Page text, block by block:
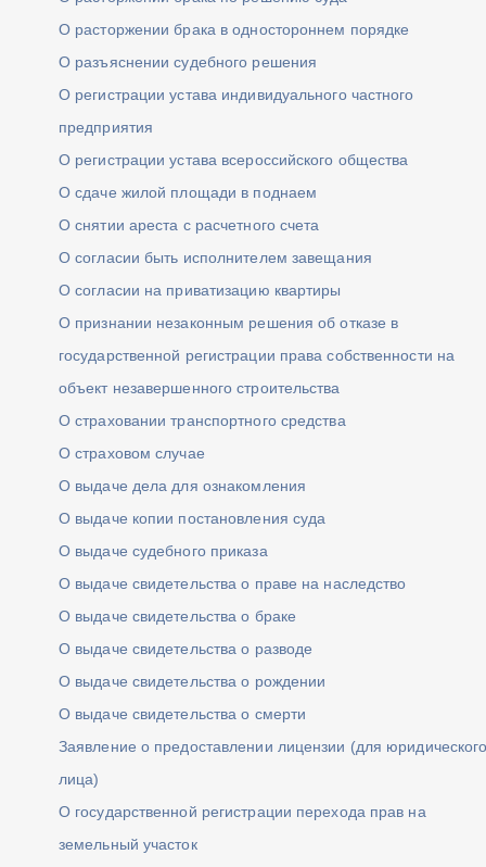
О расторжении брака в одностороннем порядке
О разъяснении судебного решения
О регистрации устава индивидуального частного
предприятия
О регистрации устава всероссийского общества
О сдаче жилой площади в поднаем
О снятии ареста с расчетного счета
О согласии быть исполнителем завещания
О согласии на приватизацию квартиры
О признании незаконным решения об отказе в
государственной регистрации права собственности на
объект незавершенного строительства
О страховании транспортного средства
О страховом случае
О выдаче дела для ознакомления
О выдаче копии постановления суда
О выдаче судебного приказа
О выдаче свидетельства о праве на наследство
О выдаче свидетельства о браке
О выдаче свидетельства о разводе
О выдаче свидетельства о рождении
О выдаче свидетельства о смерти
Заявление о предоставлении лицензии (для
лица)
О государственной регистрации перехода прав на
земельный участок